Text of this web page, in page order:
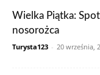
Wielka Piątka:
nosorożca
Turysta123 - 20 września,